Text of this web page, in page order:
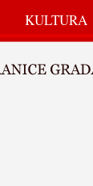
KULTURA